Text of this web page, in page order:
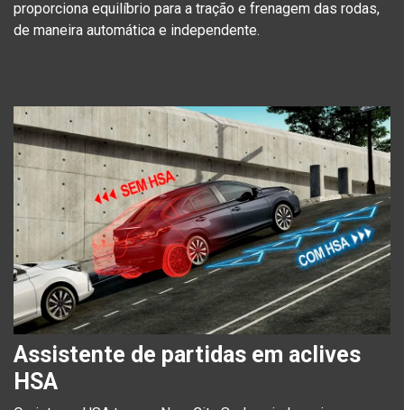
proporciona equilíbrio para a tração e frenagem das rodas,
de maneira automática e independente.
Assistente de partidas em aclives
HSA